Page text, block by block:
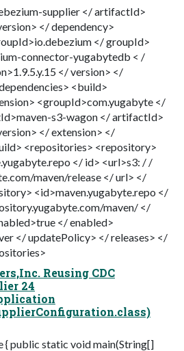
supplier </ artifactId>
</ dependency>
</ groupId>
connector-yugabytedb < /
</ version> </
<build>
<groupId>com.yugabyte </
s3-wagon </ artifactId>
</ extension> </
<repositories> <repository>
</ id> <url>s3: / /
maven/release </ url> </
<id>maven.yugabyte.repo </
maven/ </
</ enabled>
</ updatePolicy> </ releases> </
Reusing CDC
24
{ public static void main(String[]